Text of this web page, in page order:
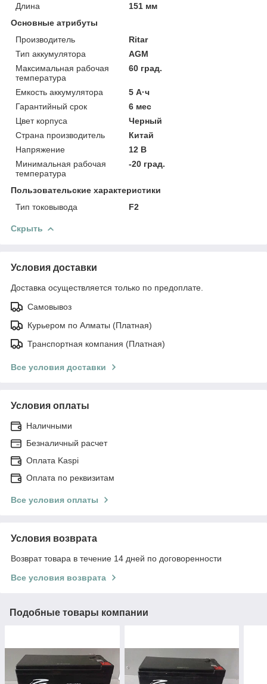
Длина
151 мм
Основные атрибуты
Производитель
Ritar
Тип аккумулятора
AGM
Максимальная рабочая
температура
60 град.
Емкость аккумулятора
5 А·ч
Гарантийный срок
6 мес
Цвет корпуса
Черный
Страна производитель
Китай
Напряжение
12 В
Минимальная рабочая
температура
-20 град.
Пользовательские характеристики
Тип токовывода
F2
Скрыть
Условия доставки
Доставка осуществляется только по предоплате.
Самовывоз
Курьером по Алматы (Платная)
Транспортная компания (Платная)
Все условия доставки
Условия оплаты
Наличными
Безналичный расчет
Оплата Kaspi
Оплата по реквизитам
Все условия оплаты
Условия возврата
Возврат товара в течение 14 дней по договоренности
Все условия возврата
Подобные товары компании